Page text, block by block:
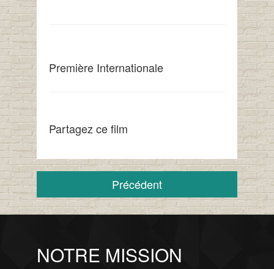
Première Internationale
Partagez ce film
Précédent
NOTRE MISSION